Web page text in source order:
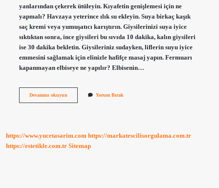
yanlarından çekerek ütüleyin. Kıyafetin genişlemesi için ne
yapmalı? Havzaya yeterince ılık su ekleyin. Suya birkaç kaşık
saç kremi veya yumuşatıcı karıştırın. Giysilerinizi suya iyice
sıktıktan sonra, ince giysileri bu sıvıda 10 dakika, kalın giysileri
ise 30 dakika bekletin. Giysileriniz sudayken, liflerin suyu iyice
emmesini sağlamak için elinizle hafifçe masaj yapın. Fermuarı
kapanmayan elbiseye ne yapılır? Elbisenin…
Devamını okuyunDar
Yorum Bırak
https://www.yucetasarim.com https://markatescilisorgulama.com.tr
https://estetikle.com.tr Sitemap